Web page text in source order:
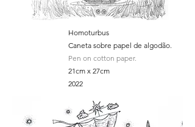
Homoturbus
Caneta sobre papel de algodão.
Pen on cotton paper.
21cm x 27cm
2022